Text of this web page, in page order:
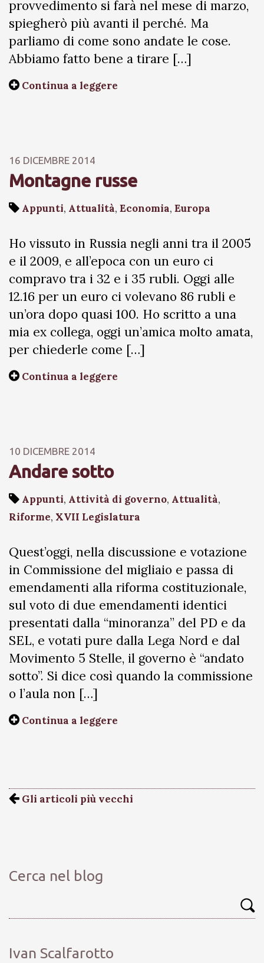
provvedimento si farà nel mese di marzo,
spiegherò più avanti il perché. Ma
parliamo di come sono andate le cose.
Abbiamo fatto bene a tirare […]
Continua a leggere
16 DICEMBRE 2014
Montagne russe
Appunti, Attualità, Economia, Europa
Ho vissuto in Russia negli anni tra il 2005
e il 2009, e all’epoca con un euro ci
compravo tra i 32 e i 35 rubli. Oggi alle
12.16 per un euro ci volevano 86 rubli e
un’ora dopo quasi 100. Ho scritto a una
mia ex collega, oggi un’amica molto amata,
per chiederle come […]
Continua a leggere
10 DICEMBRE 2014
Andare sotto
Appunti, Attività di governo, Attualità,
Riforme, XVII Legislatura
Quest’oggi, nella discussione e votazione
in Commissione del migliaio e passa di
emendamenti alla riforma costituzionale,
sul voto di due emendamenti identici
presentati dalla “minoranza” del PD e da
SEL, e votati pure dalla Lega Nord e dal
Movimento 5 Stelle, il governo è “andato
sotto”. Si dice così quando la commissione
o l’aula non […]
Continua a leggere
Gli articoli più vecchi
Cerca nel blog
Ivan Scalfarotto